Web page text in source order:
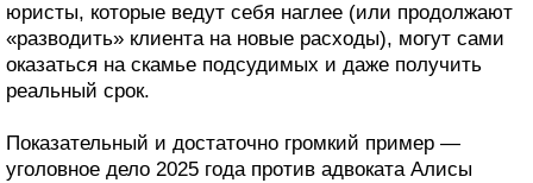
юристы, которые ведут себя наглее (или продолжают
«разводить» клиента на новые расходы), могут сами
оказаться на скамье подсудимых и даже получить
реальный срок.
Показательный и достаточно громкий пример —
уголовное дело 2025 года против адвоката Алисы